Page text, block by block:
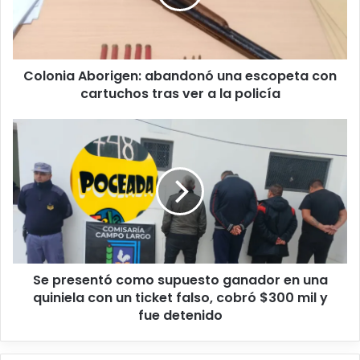
Colonia Aborigen: abandonó una escopeta con
cartuchos tras ver a la policía
Se presentó como supuesto ganador en una
quiniela con un ticket falso, cobró $300 mil y
fue detenido